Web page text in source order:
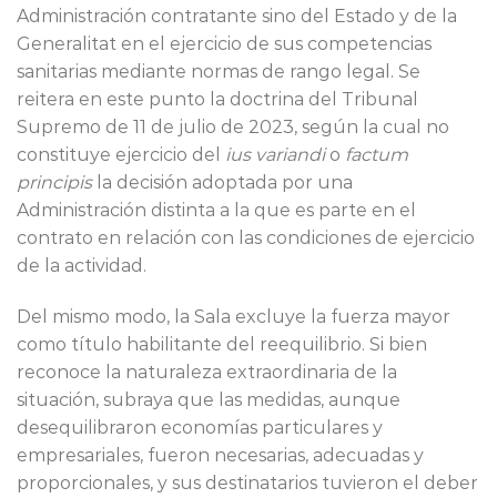
Administración contratante sino del Estado y de la
Generalitat en el ejercicio de sus competencias
sanitarias mediante normas de rango legal. Se
reitera en este punto la doctrina del Tribunal
Supremo de 11 de julio de 2023, según la cual no
constituye ejercicio del ius variandio factum
principisla decisión adoptada por una
Administración distinta a la que es parte en el
contrato en relación con las condiciones de ejercicio
de la actividad.
Del mismo modo, la Sala excluye la fuerza mayor
como título habilitante del reequilibrio. Si bien
reconoce la naturaleza extraordinaria de la
situación, subraya que las medidas, aunque
desequilibraron economías particulares y
empresariales, fueron necesarias, adecuadas y
proporcionales, y sus destinatarios tuvieron el deber